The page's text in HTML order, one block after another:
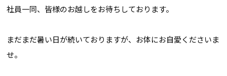
社員一同、皆様のお越しをお待ちしております。
まだまだ暑い日が続いておりますが、お体にお自愛くださいま
せ。